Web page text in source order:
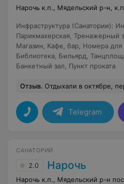
Нарочь к.п., Мядельский р-н,
Инфраструктура (Санатории):
Парикмахерская Тренажерный
Магазин
Кафе, бар Номера для
Библиотека Бильярд
Банкетный зал
Пункт проката
Отзыв. Отдыхали в октябре, первый раз в жизни мне захотелось вернутся сюда еще раз .Я очень придирчива, но здесь все на "5".Питание(шеф-повар ,как можно диетическую
Telegram
САНАТОРИЙ
2.0 Нарочь
Нарочь к.п., Мядельский р-н